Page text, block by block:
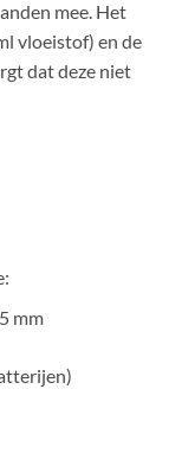
mee. Het
vloeistof) en de
dat deze niet
mm